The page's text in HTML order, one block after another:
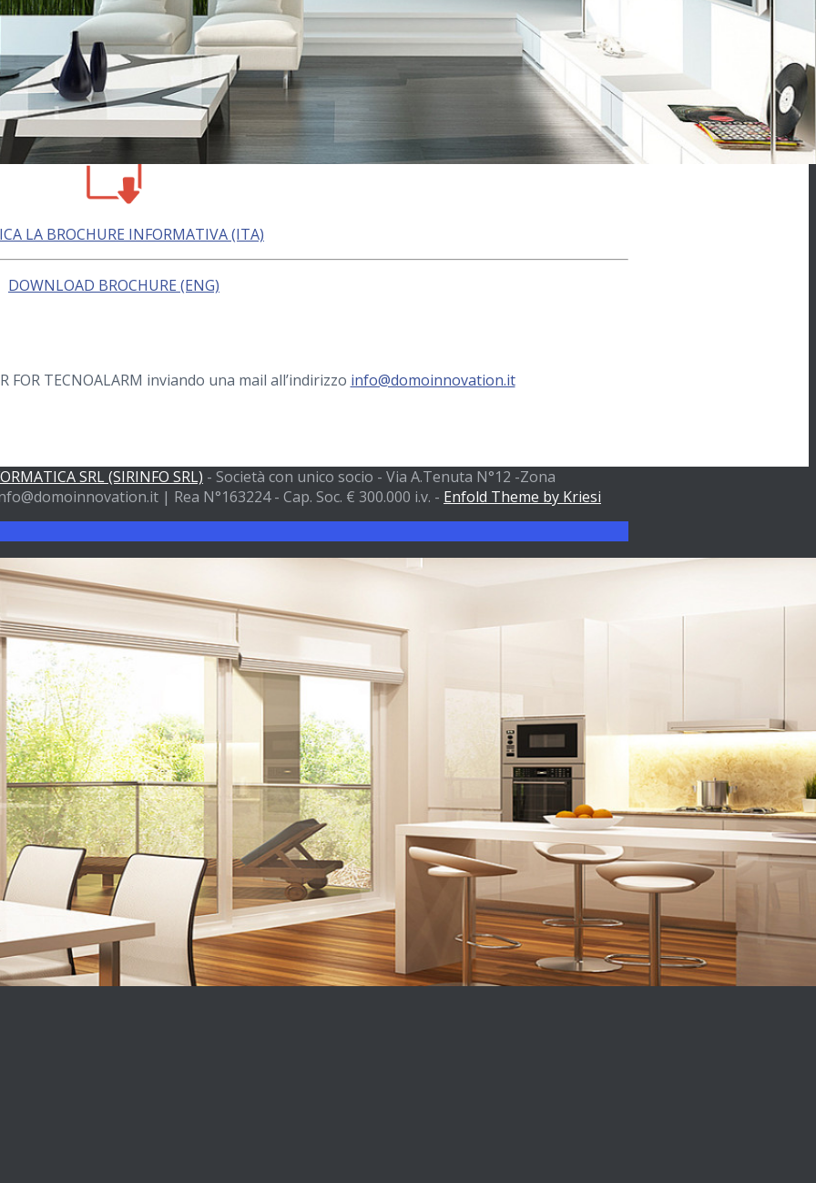
Tecnoalarm.
e per ottenere una versione GRATUITA del driver
mailinfo@domoinnovation.it
LA BROCHURE INFORMATIVA (ITA)
DOWNLOAD BROCHURE (ENG)
FOR TECNOALARM inviando una mail all’indirizzo info@domoinnovation.it
SRL (SIRINFO SRL) - Società con unico socio - Via A.Tenuta N°12 -Zona
| Rea N°163224 - Cap. Soc. € 300.000 i.v. - Enfold Theme by Kriesi